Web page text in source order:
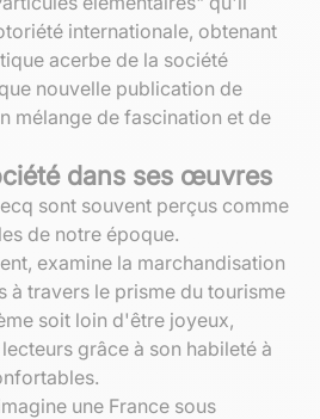
internationale, obtenant
acerbe de la société
nouvelle publication de
mélange de fascination et de
dans ses œuvres
sont souvent perçus comme
de notre époque.
examine la marchandisation
à travers le prisme du tourisme
soit loin d'être joyeux,
grâce à son habileté à
une France sous